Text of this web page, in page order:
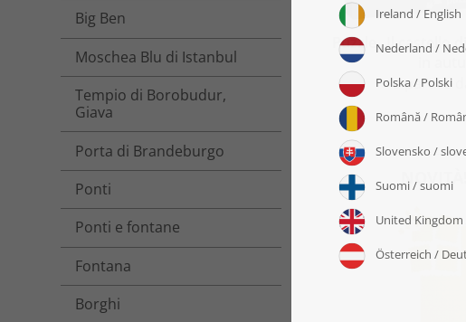
Big Ben
Moschea Blu di Istanbul
Tempio di Borobudur,
Giava
Porta di Brandeburgo
Ponti
Ponti e fontane
Fontana
Borghi
Puzzle „Il castello
a partire